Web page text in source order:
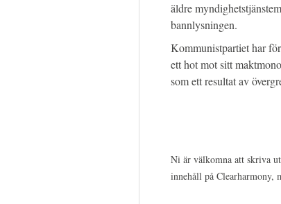
äldre
bannlysningen.
Kommunistpartiet har
ett hot mot sitt
som ett resultat av
Ni är välkomna att skriva
innehåll på Clearharmony,